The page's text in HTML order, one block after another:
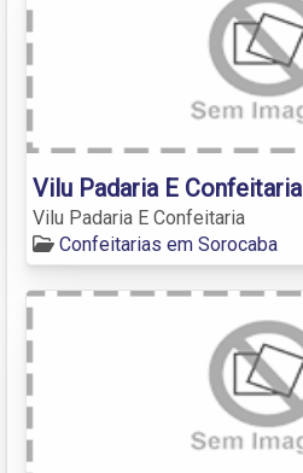
Vilu Padaria E Confeitaria
Vilu Padaria E Confeitaria
Confeitarias em Sorocaba